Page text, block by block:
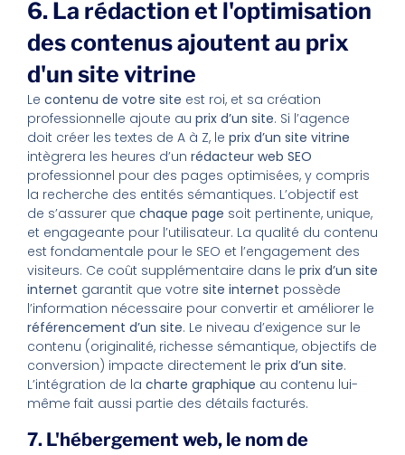
6. La rédaction et l'optimisation
des contenus ajoutent au prix
d'un site vitrine
Le contenu de votre site est roi, et sa création
professionnelle ajoute au prix d’un site. Si l’agence
doit créer les textes de A à Z, le prix d’un site vitrine
intègrera les heures d’un rédacteur web SEO
professionnel pour des pages optimisées, y compris
la recherche des entités sémantiques. L’objectif est
de s’assurer que chaque page soit pertinente, unique,
et engageante pour l’utilisateur. La qualité du contenu
est fondamentale pour le SEO et l’engagement des
visiteurs. Ce coût supplémentaire dans le prix d’un site
internet garantit que votre site internet possède
l’information nécessaire pour convertir et améliorer le
référencement d’un site. Le niveau d’exigence sur le
contenu (originalité, richesse sémantique, objectifs de
conversion) impacte directement le prix d’un site.
L’intégration de la charte graphique au contenu lui-
même fait aussi partie des détails facturés.
7. L'hébergement web, le nom de